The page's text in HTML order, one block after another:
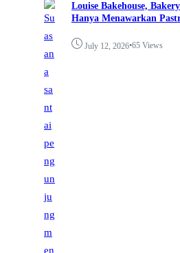
Louise Bakehouse,
Hanya Menawarkan
July 12, 2026•65 Views